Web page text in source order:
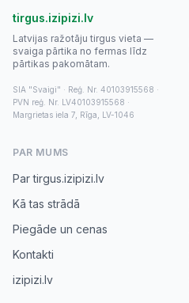
tirgus.izipizi.lv
Latvijas ražotāju tirgus vieta —
svaiga pārtika no fermas līdz
pārtikas pakomātam.
SIA "Svaigi" · Reģ. Nr. 40103915568 ·
PVN reģ. Nr. LV40103915568 ·
Margrietas iela 7, Rīga, LV-1046
PAR MUMS
Par tirgus.izipizi.lv
Kā tas strādā
Piegāde un cenas
Kontakti
izipizi.lv